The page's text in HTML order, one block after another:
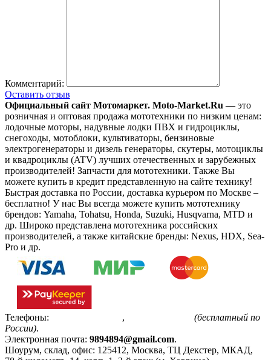
Комментарий:
Оставить отзыв
Официальный сайт Мотомаркет. Moto-Market.Ru — это
розничная и оптовая продажа мототехники по низким ценам:
лодочные моторы, надувные лодки ПВХ и гидроциклы,
снегоходы, мотоблоки, культиваторы, бензиновые
электрогенераторы и дизель генераторы, скутеры, мотоциклы
и квадроциклы (ATV) лучших отечественных и зарубежных
производителей! Запчасти для мототехники. Также Вы
можете купить в кредит представленную на сайте технику!
Быстрая доставка по России, доставка курьером по Москве –
бесплатно! У нас Вы всегда можете купить мототехнику
брендов: Yamaha, Tohatsu, Honda, Suzuki, Husqvarna, MTD и
др. Широко представлена мототехника российских
производителей, а также китайские бренды: Nexus, HDX, Sea-
Pro и др.
Телефоны: ,
(бесплатный по
России).
Электронная почта: 9894894@gmail.com.
Шоурум, склад, офис: 125412, Москва, ТЦ Декстер, МКАД,